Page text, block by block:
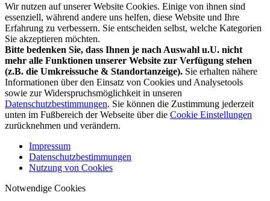
Wir nutzen auf unserer Website Cookies. Einige von ihnen sind
essenziell, während andere uns helfen, diese Website und Ihre
Erfahrung zu verbessern. Sie entscheiden selbst, welche Kategorien
Sie akzeptieren möchten.
Bitte bedenken Sie, dass Ihnen je nach Auswahl u.U. nicht
mehr alle Funktionen unserer Website zur Verfügung stehen
(z.B. die Umkreissuche & Standortanzeige). Sie erhalten nähere
Informationen über den Einsatz von Cookies und Analysetools
sowie zur Widerspruchsmöglichkeit in unseren
Datenschutzbestimmungen. Sie können die Zustimmung jederzeit
unten im Fußbereich der Webseite über die Cookie Einstellungen
zurücknehmen und verändern.
Impressum
Datenschutzbestimmungen
Nutzung von Cookies
Notwendige Cookies